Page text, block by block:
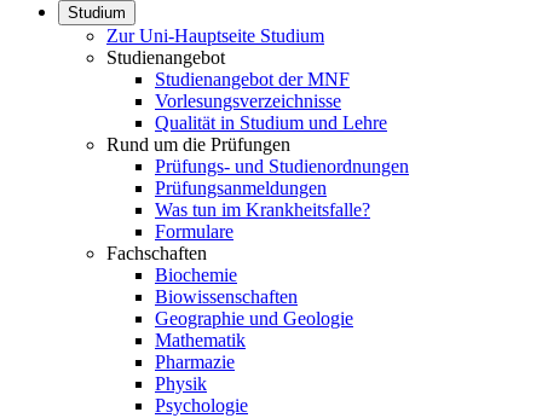
Studium
Zur Uni-Hauptseite Studium
Studienangebot
Studienangebot der MNF
Vorlesungsverzeichnisse
Qualität in Studium und Lehre
Rund um die Prüfungen
Prüfungs- und Studienordnungen
Prüfungsanmeldungen
Was tun im Krankheitsfalle?
Formulare
Fachschaften
Biochemie
Biowissenschaften
Geographie und Geologie
Mathematik
Pharmazie
Physik
Psychologie